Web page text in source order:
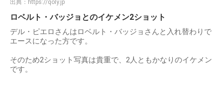
出典： https://qoly.jp
ロベルト・バッジョとのイケメン2ショット
デル・ピエロさんはロベルト・バッジョさんと入れ替わりで
エースになった方です。
そのため2ショット写真は貴重で、2人ともかなりのイケメン
です。